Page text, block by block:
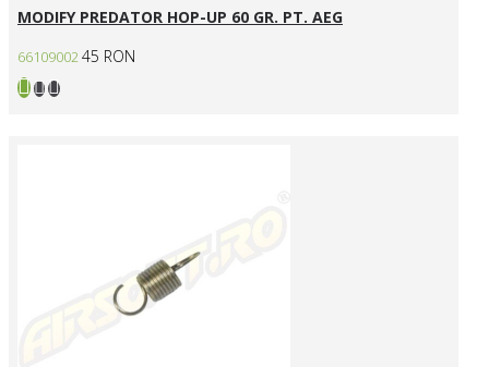
MODIFY PREDATOR HOP-UP 60 GR. PT. AEG
6610900245 RON